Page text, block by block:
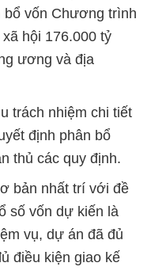
vốn Chương trình
hội 176.000 tỷ
ương và địa
trách nhiệm chi tiết
định phân bổ
thủ các quy định.
bản nhất trí với đề
số vốn dự kiến là
vụ, dự án đã đủ
điều kiện giao kế